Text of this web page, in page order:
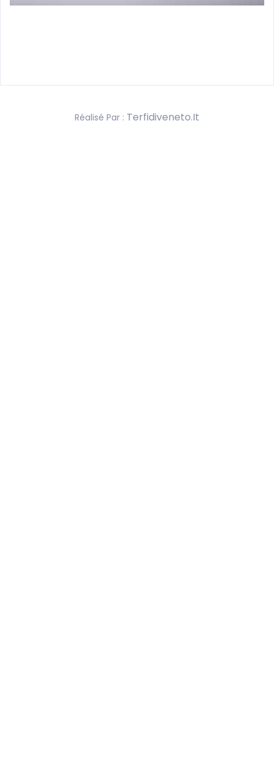
Réalisé Par : Terfidiveneto.it